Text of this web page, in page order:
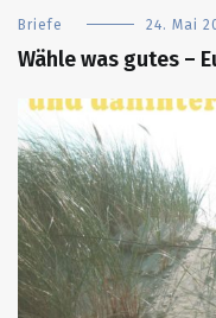
Briefe 24. Mai
Wähle was gutes –